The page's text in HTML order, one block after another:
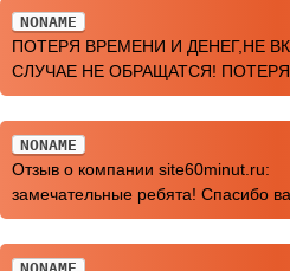
NONAME
ПОТЕРЯ ВРЕМЕНИ И ДЕНЕГ,НЕ
СЛУЧАЕ НЕ ОБРАЩАТСЯ!
NONAME
Отзыв о компании site60minut.ru:
замечательные ребята! Спасибо